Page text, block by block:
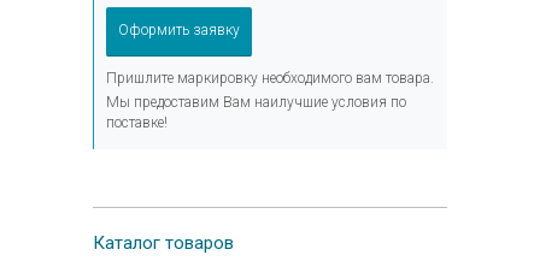
Оформить заявку
Пришлите маркировку необходимого вам товара.
Мы предоставим Вам наилучшие условия по
поставке!
Каталог товаров